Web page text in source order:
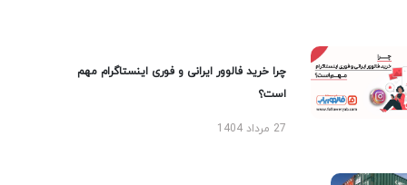
چرا خرید فالوور ایرانی و فوری اینستاگرام مهم
است؟
27 مرداد 1404